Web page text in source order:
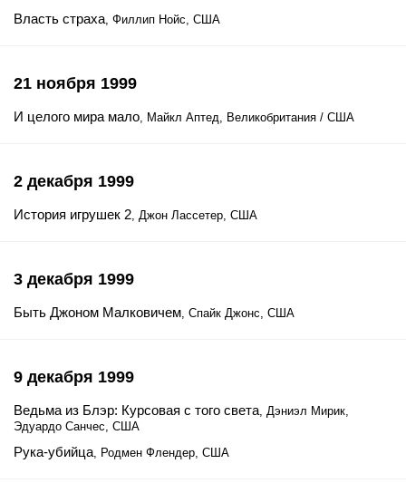
Власть страха, Филлип Нойс, США
21 ноября 1999
И целого мира мало, Майкл Аптед, Великобритания / США
2 декабря 1999
История игрушек 2, Джон Лассетер, США
3 декабря 1999
Быть Джоном Малковичем, Спайк Джонс, США
9 декабря 1999
Ведьма из Блэр: Курсовая с того света, Дэниэл Мирик,
Эдуардо Санчес, США
Рука-убийца, Родмен Флендер, США